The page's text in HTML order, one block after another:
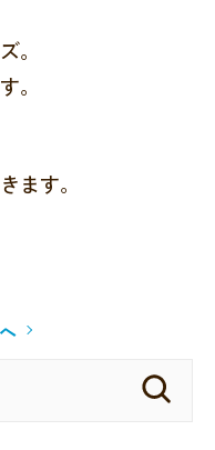
。
。
ます。